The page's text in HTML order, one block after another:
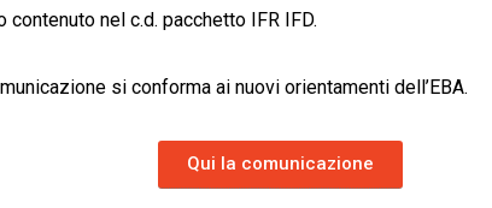
nel c.d. pacchetto IFR IFD.
si conforma ai nuovi orientamenti dell’EBA.
Qui la comunicazione